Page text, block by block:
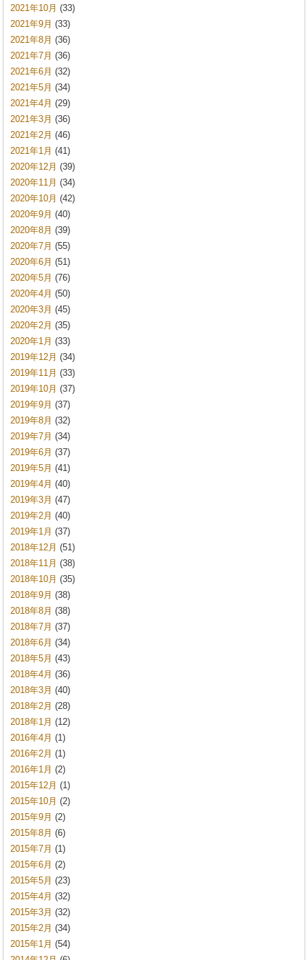
2021年10月 (33)
2021年9月 (33)
2021年8月 (36)
2021年7月 (36)
2021年6月 (32)
2021年5月 (34)
2021年4月 (29)
2021年3月 (36)
2021年2月 (46)
2021年1月 (41)
2020年12月 (39)
2020年11月 (34)
2020年10月 (42)
2020年9月 (40)
2020年8月 (39)
2020年7月 (55)
2020年6月 (51)
2020年5月 (76)
2020年4月 (50)
2020年3月 (45)
2020年2月 (35)
2020年1月 (33)
2019年12月 (34)
2019年11月 (33)
2019年10月 (37)
2019年9月 (37)
2019年8月 (32)
2019年7月 (34)
2019年6月 (37)
2019年5月 (41)
2019年4月 (40)
2019年3月 (47)
2019年2月 (40)
2019年1月 (37)
2018年12月 (51)
2018年11月 (38)
2018年10月 (35)
2018年9月 (38)
2018年8月 (38)
2018年7月 (37)
2018年6月 (34)
2018年5月 (43)
2018年4月 (36)
2018年3月 (40)
2018年2月 (28)
2018年1月 (12)
2016年4月 (1)
2016年2月 (1)
2016年1月 (2)
2015年12月 (1)
2015年10月 (2)
2015年9月 (2)
2015年8月 (6)
2015年7月 (1)
2015年6月 (2)
2015年5月 (23)
2015年4月 (32)
2015年3月 (32)
2015年2月 (34)
2015年1月 (54)